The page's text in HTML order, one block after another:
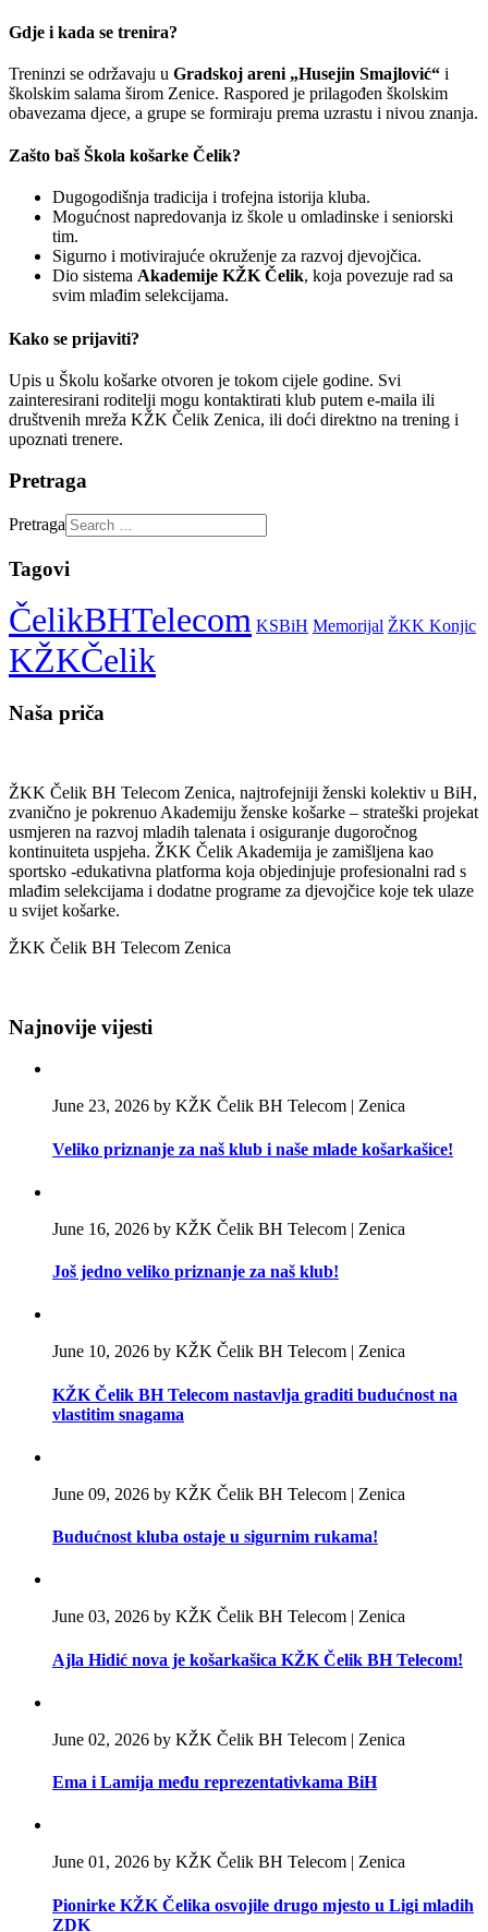
Gdje i kada se trenira?
Treninzi se održavaju u Gradskoj areni „Husejin Smajlović“ i
školskim salama širom Zenice. Raspored je prilagođen školskim
obavezama djece, a grupe se formiraju prema uzrastu i nivou znanja.
Zašto baš Škola košarke Čelik?
Dugogodišnja tradicija i trofejna istorija kluba.
Mogućnost napredovanja iz škole u omladinske i seniorski
tim.
Sigurno i motivirajuće okruženje za razvoj djevojčica.
Dio sistema Akademije KŽK Čelik, koja povezuje rad sa
svim mlađim selekcijama.
Kako se prijaviti?
Upis u Školu košarke otvoren je tokom cijele godine. Svi
zainteresirani roditelji mogu kontaktirati klub putem e-maila ili
društvenih mreža KŽK Čelik Zenica, ili doći direktno na trening i
upoznati trenere.
Pretraga
Pretraga
Tagovi
ČelikBHTelecom KSBiH Memorijal ŽKK Konjic
KŽKČelik
Naša priča
ŽKK Čelik BH Telecom Zenica, najtrofejniji ženski kolektiv u BiH,
zvanično je pokrenuo Akademiju ženske košarke – strateški projekat
usmjeren na razvoj mladih talenata i osiguranje dugoročnog
kontinuiteta uspjeha. ŽKK Čelik Akademija je zamišljena kao
sportsko -edukativna platforma koja objedinjuje profesionalni rad s
mlađim selekcijama i dodatne programe za djevojčice koje tek ulaze
u svijet košarke.
ŽKK Čelik BH Telecom Zenica
Najnovije vijesti
June 23, 2026 by KŽK Čelik BH Telecom | Zenica
Veliko priznanje za naš klub i naše mlade košarkašice!
June 16, 2026 by KŽK Čelik BH Telecom | Zenica
Još jedno veliko priznanje za naš klub!
June 10, 2026 by KŽK Čelik BH Telecom | Zenica
KŽK Čelik BH Telecom nastavlja graditi budućnost na
vlastitim snagama
June 09, 2026 by KŽK Čelik BH Telecom | Zenica
Budućnost kluba ostaje u sigurnim rukama!
June 03, 2026 by KŽK Čelik BH Telecom | Zenica
Ajla Hidić nova je košarkašica KŽK Čelik BH Telecom!
June 02, 2026 by KŽK Čelik BH Telecom | Zenica
Ema i Lamija među reprezentativkama BiH
June 01, 2026 by KŽK Čelik BH Telecom | Zenica
Pionirke KŽK Čelika osvojile drugo mjesto u Ligi mladih
ZDK